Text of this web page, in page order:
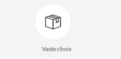
Vaste choix